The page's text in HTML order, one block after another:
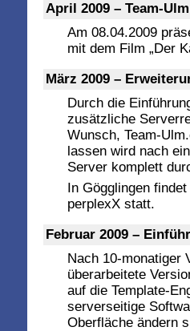
April 2009 – Team-
Am 08.04.2009
mit dem Film „Der
März 2009 –
Durch die
zusätzliche
Wunsch, Team-
lassen wird nach
Server komplett
In Gögglingen
perplexX statt.
Februar 2009 –
Nach 10-monatiger
überarbeitete
auf die Template-
serverseitige
Oberfläche ändern